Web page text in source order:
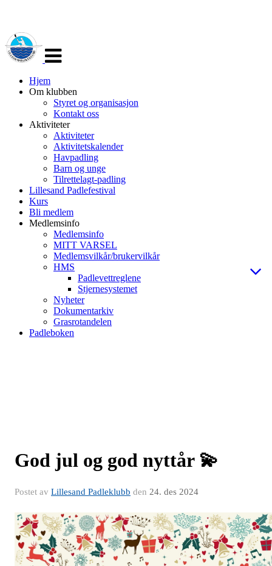
navigasjon
Hjem
Om klubben
Styret og organisasjon
Kontakt oss
Aktiviteter
Aktiviteter
Aktivitetskalender
Havpadling
Barn og unge
Tilrettelagt-padling
Lillesand Padlefestival
Kurs
Bli medlem
Medlemsinfo
Medlemsinfo
MITT VARSEL
Medlemsvilkår/brukervilkår
HMS
Padlevettreglene
Stjernesystemet
Nyheter
Dokumentarkiv
Grasrotandelen
Padleboken
God jul og god nyttår 💫
Postet av Lillesand Padleklubb den 24. des 2024